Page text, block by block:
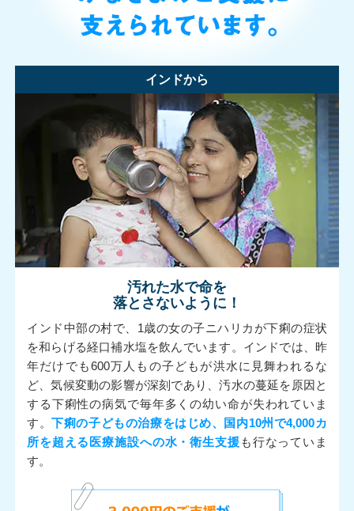
インドから
汚れた水で命を
落とさないように！
インド中部の村で、1歳の女の子ニハリカが下痢の症状
を和らげる経口補水塩を飲んでいます。インドでは、昨
年だけでも600万人もの子どもが洪水に見舞われるな
ど、気候変動の影響が深刻であり、汚水の蔓延を原因と
する下痢性の病気で毎年多くの幼い命が失われていま
す。下痢の子どもの治療をはじめ、国内10州で4,000カ
所を超える医療施設への水・衛生支援 も行なっていま
す。